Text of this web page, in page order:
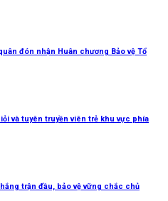
đón nhận Huân chương Bảo vệ Tổ
và tuyên truyền viên trẻ khu vực phía
trận đầu, bảo vệ vững chắc chủ